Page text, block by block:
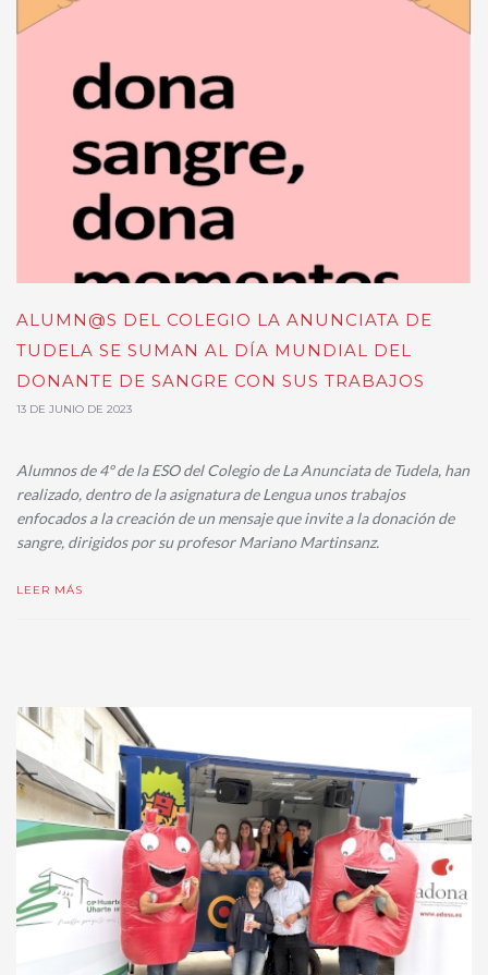
ALUMN@S DEL COLEGIO LA ANUNCIATA DE
TUDELA SE SUMAN AL DÍA MUNDIAL DEL
DONANTE DE SANGRE CON SUS TRABAJOS
13 DE JUNIO DE 2023
Alumnos de 4º de la ESO del Colegio de La Anunciata de Tudela, han
realizado, dentro de la asignatura de Lengua unos trabajos
enfocados a la creación de un mensaje que invite a la donación de
sangre, dirigidos por su profesor Mariano Martinsanz.
LEER MÁS